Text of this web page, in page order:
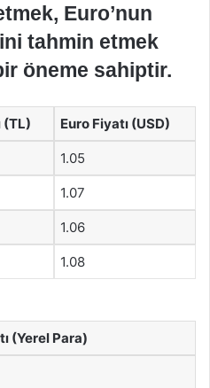
Euro’nun
tahmin etmek
öneme sahiptir.
(TL) Euro Fiyatı (USD)
1.05
1.07
1.06
1.08
(Yerel Para)